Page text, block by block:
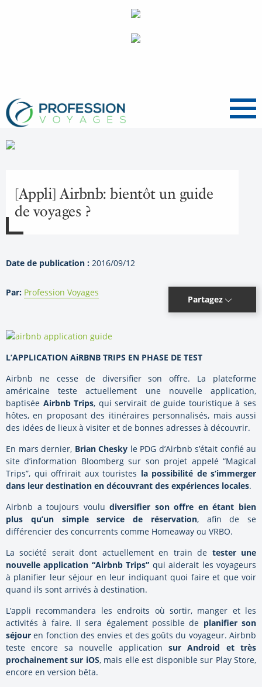
Menu
[Appli] Airbnb: bientôt un guide
de voyages ?
Date de publication : 2016/09/12
Par: Profession Voyages
Partagez
L’APPLICATION AiRBNB TRIPS EN PHASE DE TEST
Airbnb ne cesse de diversifier son offre. La plateforme
américaine teste actuellement une nouvelle application,
baptisée Airbnb Trips, qui servirait de guide touristique à ses
hôtes, en proposant des itinéraires personnalisés, mais aussi
des idées de lieux à visiter et de bonnes adresses à découvrir.
En mars dernier, Brian Chesky le PDG d’Airbnb s’était confié au
site d’information Bloomberg sur son projet appelé “Magical
Trips”, qui offrirait aux touristes la possibilité de s’immerger
dans leur destination en découvrant des expériences locales.
Airbnb a toujours vouludiversifier son offre en étant bien
plus qu’un simple service de réservation, afin de se
différencier des concurrents comme Homeaway ou VRBO.
La société serait dont actuellement en train de tester une
nouvelle application “Airbnb Trips” qui aiderait les voyageurs
à planifier leur séjour en leur indiquant quoi faire et que voir
quand ils sont arrivés à destination.
L’appli recommandera les endroits où sortir, manger et les
activités à faire. Il sera également possible de planifier son
séjour en fonction des envies et des goûts du voyageur. Airbnb
teste encore sa nouvelle application sur Android et très
prochainement sur iOS, mais elle est disponible sur Play Store,
encore en version bêta.